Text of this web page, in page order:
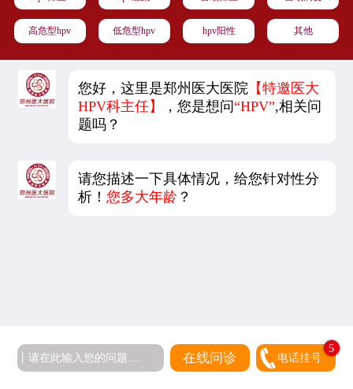
高危型hpv 低危型hpv hpv阳性 其他
您好，这里是郑州医大医院 【特邀医大
HPV科主任】
，您是想问“HPV”,相关问
题吗？
请您描述一下具体情况，给您针对性分
析！您多大年龄 ？
在线问诊 电话挂号
5